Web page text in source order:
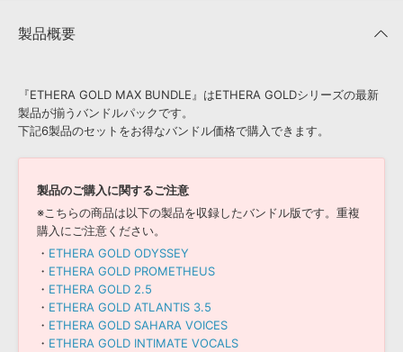
APS
製品概要
『ETHERA GOLD MAX BUNDLE』はETHERA GOLDシリーズの最新
製品が揃うバンドルパックです。
下記6製品のセットをお得なバンドル価格で購入できます。
製品のご購入に関するご注意
※こちらの商品は以下の製品を収録したバンドル版です。重複
購入にご注意ください。
・ ETHERA GOLD ODYSSEY
・ ETHERA GOLD PROMETHEUS
・ ETHERA GOLD 2.5
・ ETHERA GOLD ATLANTIS 3.5
・ ETHERA GOLD SAHARA VOICES
・ ETHERA GOLD INTIMATE VOCALS